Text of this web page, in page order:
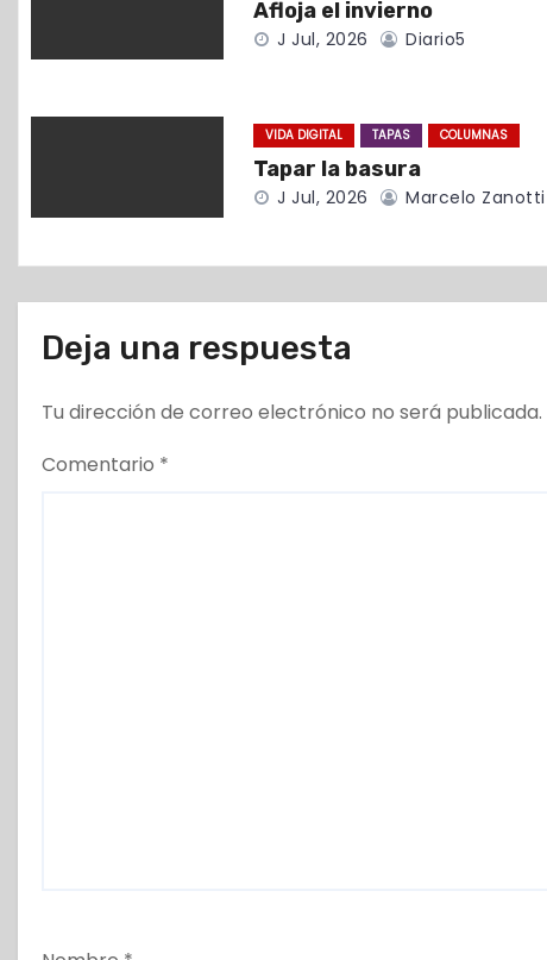
r
a
Afloja el invierno
J Jul, 2026 Diario5
VIDA DIGITAL TAPAS COLUMNAS
Tapar la basura
J Jul, 2026 Marcelo Zanotti
Deja una respuesta
Tu dirección de correo electrónico no será publicada.
Comentario *